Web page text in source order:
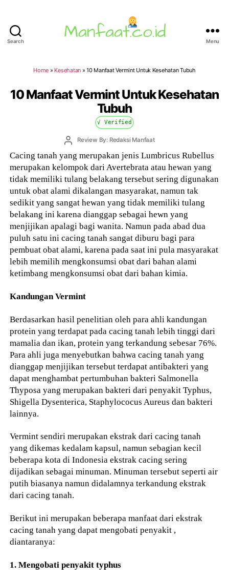
Search Menu
Home » Kesehatan »10 Manfaat Vermint Untuk Kesehatan Tubuh
10 Manfaat Vermint Untuk Kesehatan
Tubuh
√ Verified
PostReview By: Redaksi Manfaat
Cacing tanah yang merupakan jenis Lumbricus Rubellus
merupakan kelompok dari Avertebrata atau hewan yang
tidak memiliki tulang belakang tersebut sering digunakan
untuk obat alami dikalangan masyarakat, namun tak
sedikit yang sangat hewan yang tidak memiliki tulang
belakang ini karena dianggap sebagai hewn yang
menjijikan apalagi bagi wanita. Namun pada abad dua
puluh satu ini cacing tanah sangat diburu bagi para
pembuat obat alami, karena pada saat ini pula masyarakat
lebih memilih mengkonsumsi obat dari bahan alami
ketimbang mengkonsumsi obat dari bahan kimia.
Kandungan Vermint
Berdasarkan hasil penelitian oleh para ahli kandungan
protein yang terdapat pada cacing tanah lebih tinggi dari
mamalia dan ikan, protein yang terkandung sebesar 76%.
Para ahli juga menyebutkan bahwa cacing tanah yang
dianggap menjijikan tersebut terdapat antibakteri yang
dapat menghambat pertumbuhan bakteri Salmonella
Thyposa yang merupakan bakteri dari penyakit Typhus,
Shigella Dysenterica, Staphylococus Aureus dan bakteri
lainnya.
Vermint sendiri merupakan ekstrak dari cacing tanah
yang dikemas kedalam kapsul, namun sebagian kecil
beberapa kota di Indonesia ekstrak cacing sering
dijadikan sebagai minuman. Minuman tersebut seperti air
putih biasanya namun didalamnya terkandung ekstrak
dari cacing tanah.
Berikut ini merupakan beberapa manfaat dari ekstrak
cacing tanah yang dapat mengobati penyakit ,
diantaranya:
1. Mengobati penyakit typhus